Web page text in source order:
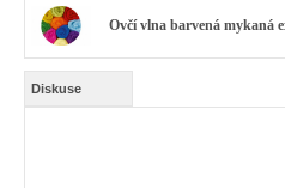
Ovčí vlna barvená mykaná
Diskuse